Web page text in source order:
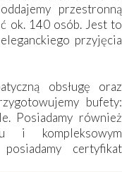
przestronną
ok. 140 osób. Jest to
przyjęcia
obsługę oraz
bufety:
Posiadamy również
i kompleksowym
certyfikat